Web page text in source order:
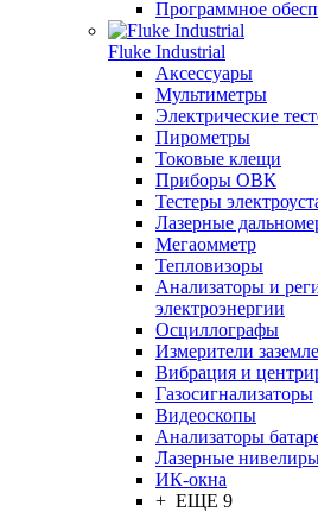
Программное
Fluke Industrial
Аксессуары
Мультиметры
Электрические
Пирометры
Токовые клещи
Приборы ОВК
Тестеры
Лазерные
Мегаомметр
Тепловизоры
Анализаторы и
электроэнергии
Осциллографы
Измерители
Вибрация и
Газосигнализаторы
Видеоскопы
Анализаторы
Лазерные
ИК-окна
+ ЕЩЕ 9